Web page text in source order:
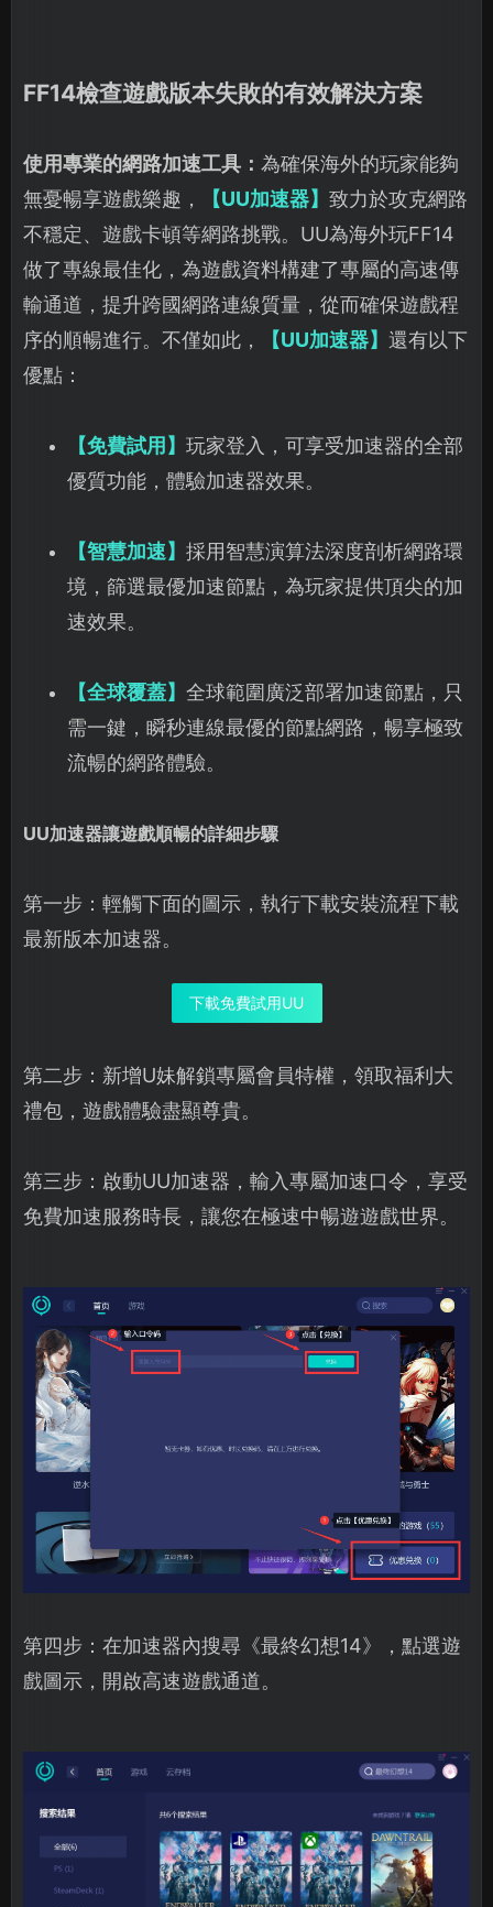
FF14檢查遊戲版本失敗的有效解決方案
使用專業的網路加速工具： 為確保海外的玩家能夠
無憂暢享遊戲樂趣，
【UU加速器】 致力於攻克網路
不穩定、遊戲卡頓等網路挑戰。UU為海外玩FF14
做了專線最佳化，為遊戲資料構建了專屬的高速傳
輸通道，提升跨國網路連線質量，從而確保遊戲程
序的順暢進行。不僅如此，
【UU加速器】 還有以下
優點：
【免費試用】 玩家登入，可享受加速器的全部
優質功能，體驗加速器效果。
【智慧加速】 採用智慧演算法深度剖析網路環
境，篩選最優加速節點，為玩家提供頂尖的加
速效果。
【全球覆蓋】 全球範圍廣泛部署加速節點，只
需一鍵，瞬秒連線最優的節點網路，暢享極致
流暢的網路體驗。
UU加速器讓遊戲順暢的詳細步驟
第一步：輕觸下面的圖示，執行下載安裝流程下載
最新版本加速器。
下載免費試用UU
第二步：新增U妹解鎖專屬會員特權，領取福利大
禮包，遊戲體驗盡顯尊貴。
第三步：啟動UU加速器，輸入專屬加速口令，享受
免費加速服務時長，讓您在極速中暢遊遊戲世界。
第四步：在加速器內搜尋《最終幻想14》，點選遊
戲圖示，開啟高速遊戲通道。